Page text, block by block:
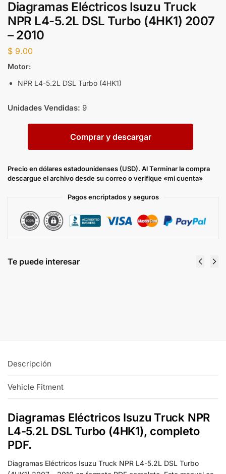
Diagramas Eléctricos Isuzu Truck
NPR L4-5.2L DSL Turbo (4HK1) 2007
– 2010
$ 9.00
Motor:
NPR L4-5.2L DSL Turbo (4HK1)
Unidades Vendidas: 9
Comprar y descargar
Precio en dólares estadounidenses (USD). Al Terminar la compra
descargue el archivo desde su correo o verifique «mi cuenta»
Pagos encriptados y seguros
Te puede interesar
Descripción
Vehicle Fitment
Diagramas Eléctricos Isuzu Truck NPR
L4-5.2L DSL Turbo (4HK1), completo
PDF.
Diagramas Eléctricos Isuzu Truck NPR L4-5.2L DSL Turbo